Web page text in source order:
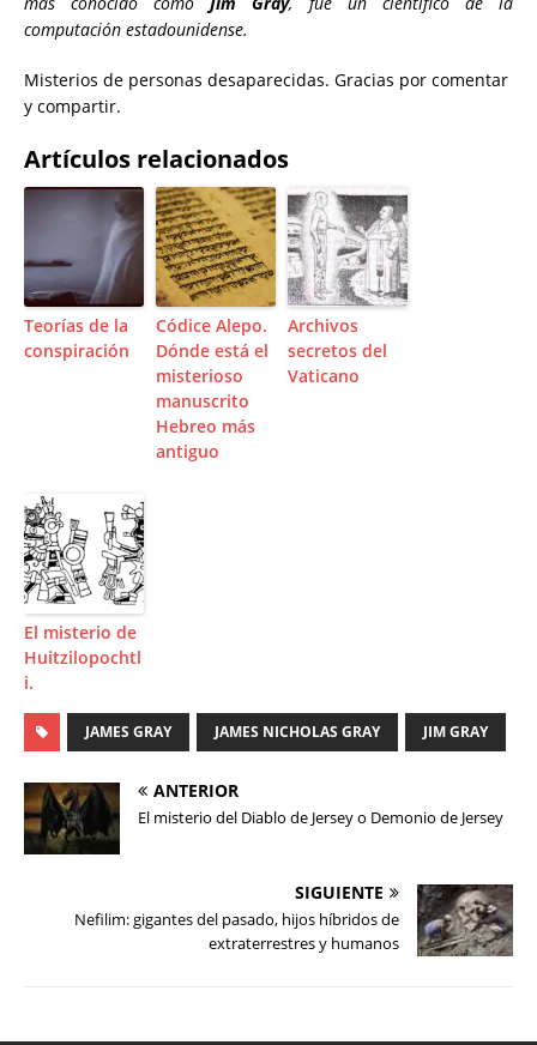
computación estadounidense.
Misterios de personas desaparecidas. Gracias por comentar
y compartir.
Artículos relacionados
Teorías de la
conspiración
Códice Alepo.
Dónde está el
misterioso
manuscrito
Hebreo más
antiguo
Archivos
secretos del
Vaticano
El misterio de
Huitzilopochtl
i.
JAMES GRAY JAMES NICHOLAS GRAY JIM GRAY
ANTERIOR
El misterio del Diablo de Jersey o Demonio de Jersey
SIGUIENTE
Nefilim: gigantes del pasado, hijos híbridos de
extraterrestres y humanos